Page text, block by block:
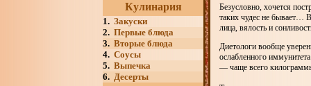
Кулинария
1. Закуски
2. Первые блюда
3. Вторые блюда
4. Соусы
5. Выпечка
6. Десерты
Безусловно, хочется
таких чудес не бывает…
лица, вялость и
Диетологи вообще
ослабленного
— чаще всего